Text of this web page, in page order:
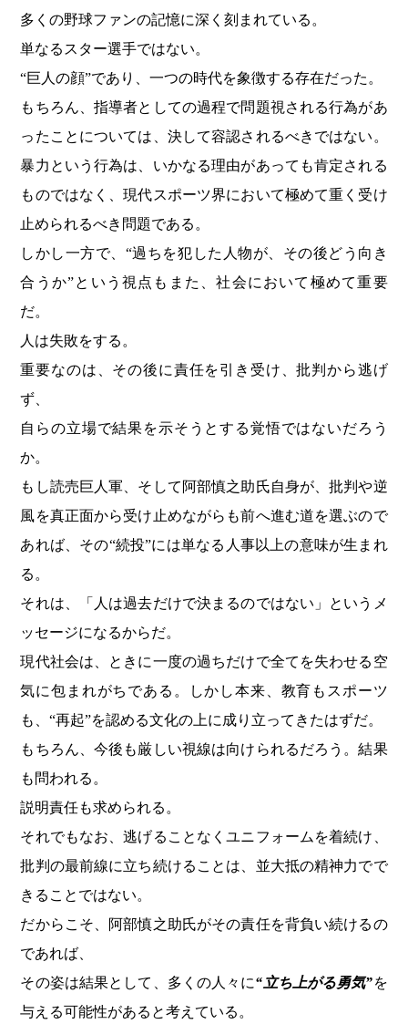
多くの野球ファンの記憶に深く刻まれている。
単なるスター選手ではない。
“巨人の顔”であり、一つの時代を象徴する存在だった。
もちろん、指導者としての過程で問題視される行為があ
ったことについては、決して容認されるべきではない。
暴力という行為は、いかなる理由があっても肯定される
ものではなく、現代スポーツ界において極めて重く受け
止められるべき問題である。
しかし一方で、“過ちを犯した人物が、その後どう向き
合うか”という視点もまた、社会において極めて重要
だ。
人は失敗をする。
重要なのは、その後に責任を引き受け、批判から逃げ
ず、
自らの立場で結果を示そうとする覚悟ではないだろう
か。
もし読売巨人軍、そして阿部慎之助氏自身が、批判や逆
風を真正面から受け止めながらも前へ進む道を選ぶので
あれば、その“続投”には単なる人事以上の意味が生まれ
る。
それは、「人は過去だけで決まるのではない」というメ
ッセージになるからだ。
現代社会は、ときに一度の過ちだけで全てを失わせる空
気に包まれがちである。しかし本来、教育もスポーツ
も、“再起”を認める文化の上に成り立ってきたはずだ。
もちろん、今後も厳しい視線は向けられるだろう。結果
も問われる。
説明責任も求められる。
それでもなお、逃げることなくユニフォームを着続け、
批判の最前線に立ち続けることは、並大抵の精神力でで
きることではない。
だからこそ、阿部慎之助氏がその責任を背負い続けるの
であれば、
その姿は結果として、多くの人々に“立ち上がる勇気”を
与える可能性があると考えている。